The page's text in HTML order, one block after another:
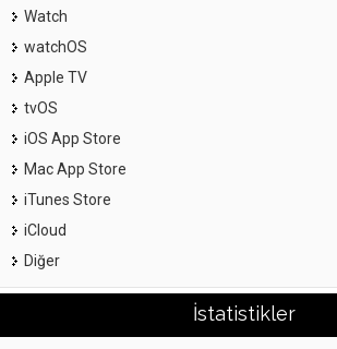
Watch
watchOS
Apple TV
tvOS
iOS App Store
Mac App Store
iTunes Store
iCloud
Diğer
İstatistikler